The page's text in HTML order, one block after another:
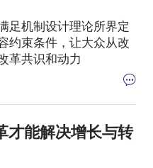
足机制设计理论所界定
约束条件，让大众从改
革共识和动力
才能解决增长与转